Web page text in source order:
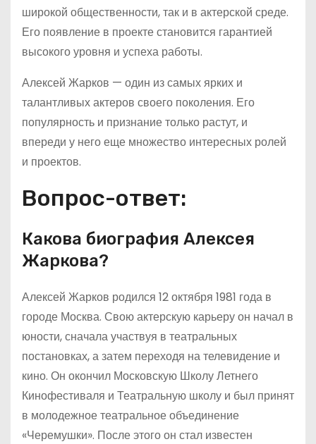
широкой общественности, так и в актерской среде.
Его появление в проекте становится гарантией
высокого уровня и успеха работы.
Алексей Жарков — один из самых ярких и
талантливых актеров своего поколения. Его
популярность и признание только растут, и
впереди у него еще множество интересных ролей
и проектов.
Вопрос-ответ:
Какова биография Алексея
Жаркова?
Алексей Жарков родился 12 октября 1981 года в
городе Москва. Свою актерскую карьеру он начал в
юности, сначала участвуя в театральных
постановках, а затем переходя на телевидение и
кино. Он окончил Московскую Школу Летнего
Кинофестиваля и Театральную школу и был принят
в молодежное театральное объединение
«Черемушки». После этого он стал известен